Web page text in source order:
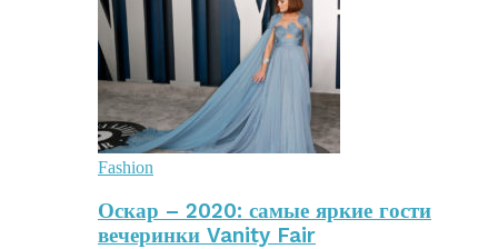
Fashion
Оскар – 2020: самые яркие гости
вечеринки Vanity Fair